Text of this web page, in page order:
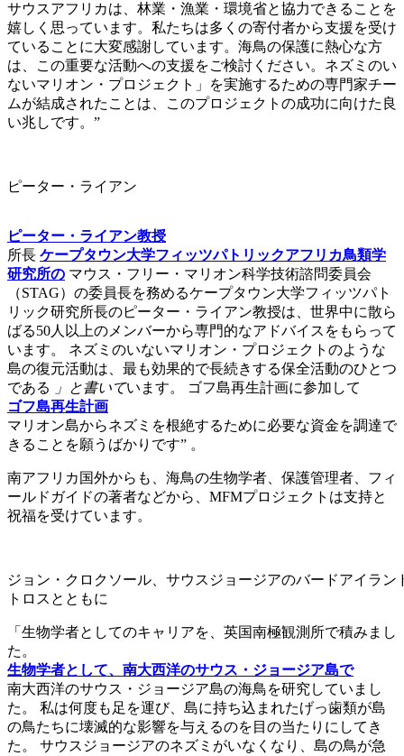
サウスアフリカは、林業・漁業・環境省と協力できることを
嬉しく思っています。私たちは多くの寄付者から支援を受け
ていることに大変感謝しています。海鳥の保護に熱心な方
は、この重要な活動への支援をご検討ください。ネズミのい
ないマリオン・プロジェクト」を実施するための専門家チー
ムが結成されたことは、このプロジェクトの成功に向けた良
い兆しです。”
ピーター・ライアン
ピーター・ライアン教授
所長 ケープタウン大学フィッツパトリックアフリカ鳥類学
研究所の マウス・フリー・マリオン科学技術諮問委員会
（STAG）の委員長を務めるケープタウン大学フィッツパト
リック研究所長のピーター・ライアン教授は、世界中に散ら
ばる50人以上のメンバーから専門的なアドバイスをもらって
います。 ネズミのいないマリオン・プロジェクトのような
島の復元活動は、最も効果的で長続きする保全活動のひとつ
である
」と書いています。 ゴフ島再生計画に参加して
ゴフ島再生計画
マリオン島からネズミを根絶するために必要な資金を調達で
きることを願うばかりです” 。
南アフリカ国外からも、海鳥の生物学者、保護管理者、フィ
ールドガイドの著者などから、MFMプロジェクトは支持と
祝福を受けています。
ジョン・クロクソール、サウスジョージアのバードアイラン
トロスとともに
「生物学者としてのキャリアを、英国南極観測所で積みまし
た。
生物学者として、南大西洋のサウス・ジョージア島で
南大西洋のサウス・ジョージア島の海鳥を研究していまし
た。 私は何度も足を運び、島に持ち込まれたげっ歯類が島
の鳥たちに壊滅的な影響を与えるのを目の当たりにしてき
た。 サウスジョージアのネズミがいなくなり、島の鳥が急